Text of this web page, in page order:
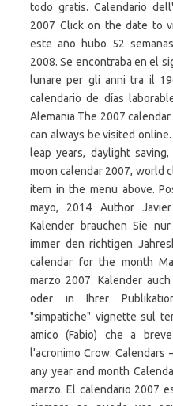
todo gratis. Calendario
2007 Click on the date to
este año hubo 52
2008. Se encontraba en el
lunare per gli anni tra il
calendario de días
Alemania The 2007
can always be visited
leap years, daylight
moon calendar 2007, world
item in the menu above.
mayo, 2014 Author
Kalender brauchen Sie
immer den richtigen
calendar for the month
marzo 2007. Kalender
oder in Ihrer
"simpatiche" vignette sul
amico (Fabio) che a
l'acronimo Crow.
any year and month
marzo. El calendario 2007